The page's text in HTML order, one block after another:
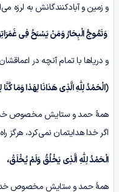
و زمین و آبادکنندگانش به لرزه
وَتَمُوجُ الْبِحَارُ وَمَنْ یَسْبَحُ فِی
و دریاها با تمام آنچه در
﴿الْحَمْدُ لِلّٰهِ الَّذِی هَدَانَا لِهَذا وَمَا کُنَّا
همۀ حمد و ستایش مخصوص
اگر خدا هدایتمان نمی‌کرد، هرگز
الْحَمْدُ لِلّٰهِ الَّذِی یَخْلُقُ وَلَمْ یُخْلَقْ،
همۀ حمد و ستایش مخصوص